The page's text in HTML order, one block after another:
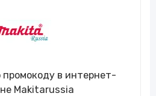
промокоду в интернет-
Makitarussia